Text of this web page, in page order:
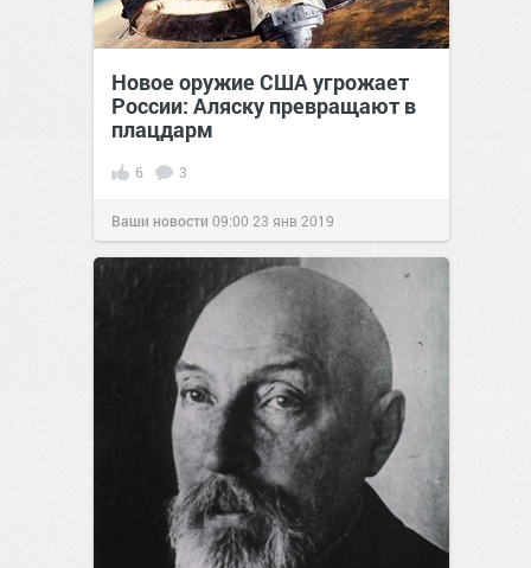
Новое оружие США угрожает
России: Аляску превращают в
плацдарм
6 3
Ваши новости 09:00 23 янв 2019